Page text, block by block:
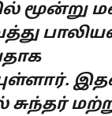
மூன்று
சுந்தர்